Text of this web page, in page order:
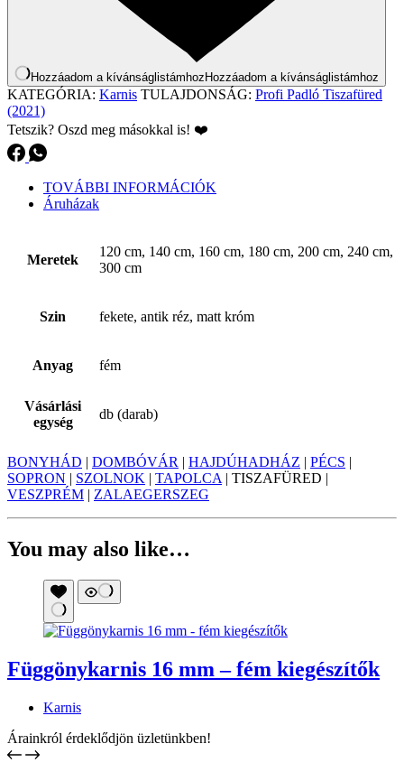
Hozzáadom a kívánságlistámhoz Hozzáadom a kívánságlistámhoz
KATEGÓRIA: Karnis TULAJDONSÁG: Profi Padló Tiszafüred
(2021)
Tetszik? Oszd meg másokkal is! ❤️
TOVÁBBI INFORMÁCIÓK
Áruházak
Meretek
120 cm, 140 cm, 160 cm, 180 cm, 200 cm, 240 cm,
300 cm
Szin fekete, antik réz, matt króm
Anyag fém
Vásárlási
egység
db (darab)
BONYHÁD | DOMBÓVÁR | HAJDÚHADHÁZ | PÉCS |
SOPRON | SZOLNOK | TAPOLCA | TISZAFÜRED |
VESZPRÉM | ZALAEGERSZEG
You may also like…
Függönykarnis 16 mm – fém kiegészítők
Karnis
Árainkról érdeklődjön üzletünkben!